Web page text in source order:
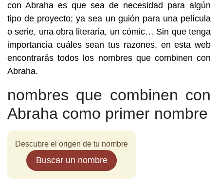
con Abraha es que sea de necesidad para algún
tipo de proyecto; ya sea un guión para una película
o serie, una obra literaria, un cómic… Sin que tenga
importancia cuáles sean tus razones, en esta web
encontrarás todos los nombres que combinen con
Abraha.
nombres que combinen con
Abraha como primer nombre
Descubre el origen de tu nombre
Buscar un nombre